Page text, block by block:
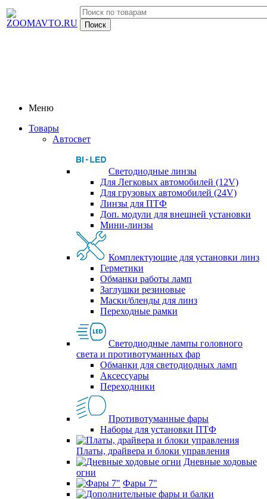
Меню
Товары
Автосвет
Светодиодные линзы
Для Легковых автомобилей (12V)
Для грузовых автомобилей (24V)
Линзы для ПТФ
Доп. модули для внешней установки
Мини-линзы
Комплектующие для установки линз
Герметики
Обманки работы ламп
Заглушки резиновые
Маски/бленды для линз
Переходные рамки
Светодиодные лампы головного
света и противотуманных фар
Обманки для светодиодных ламп
Аксессуары
Переходники
Противотуманные фары
Наборы для установки ПТФ
Платы, драйвера и блоки управления
Дневные ходовые
огни
Фары 7"